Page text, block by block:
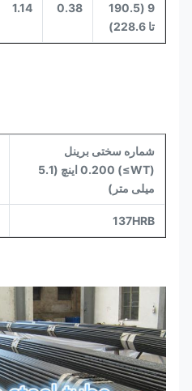
9 (190.5
تا 228.6)
0.38
1.14
شماره سختی برینل
(WT≥) 0.200 اینچ (5.1
میلی متر)
137HRB